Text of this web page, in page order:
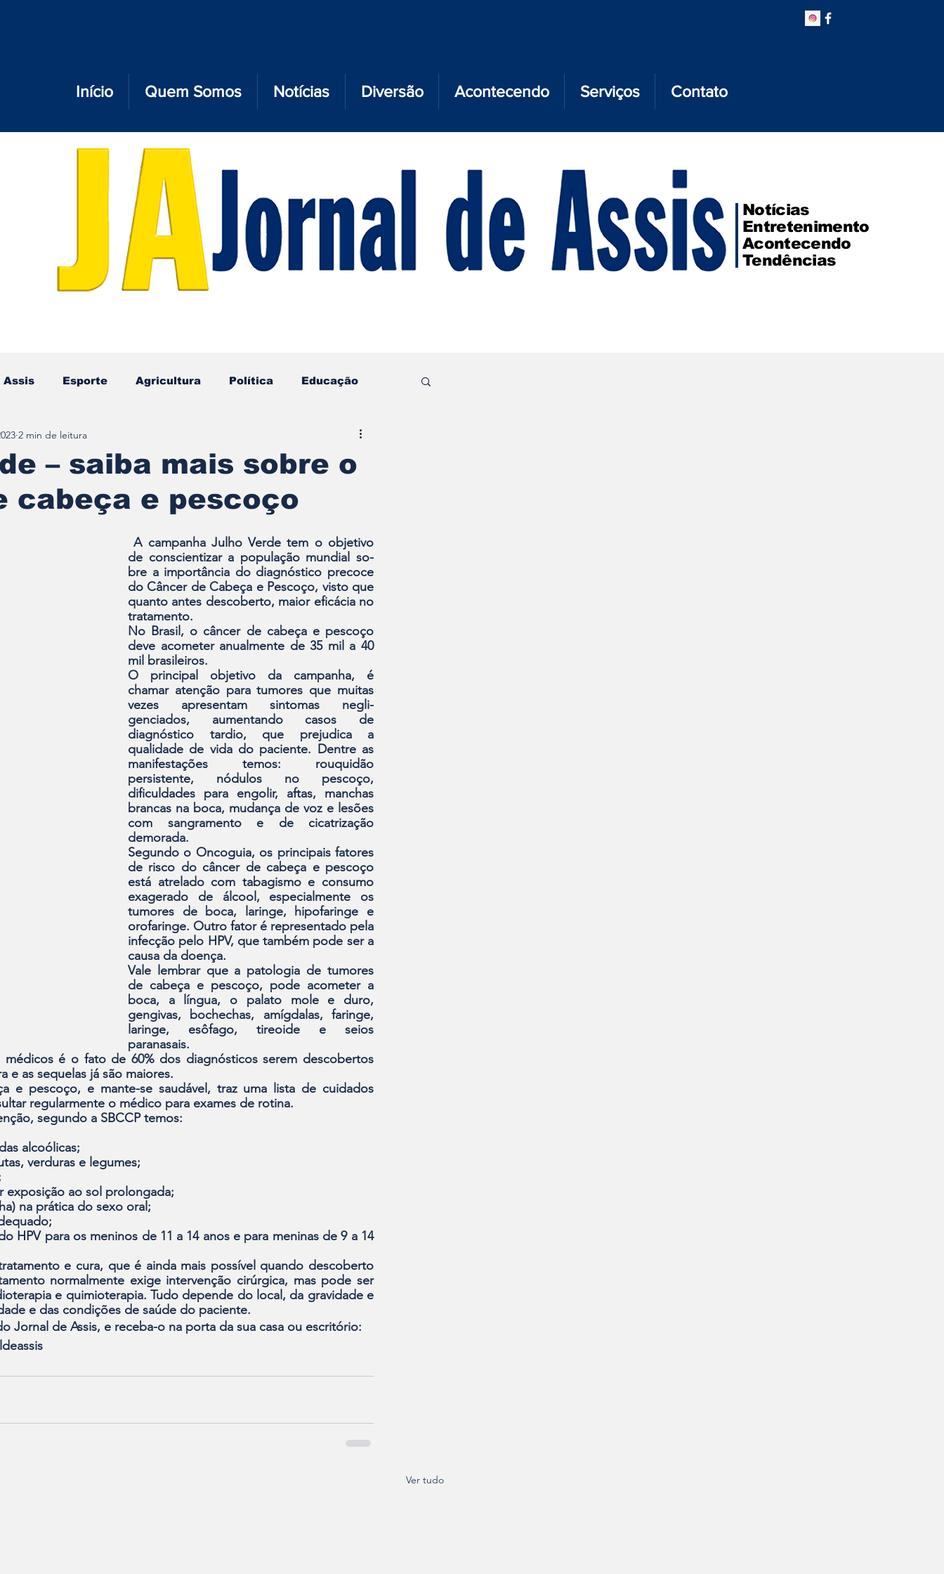
Início Quem Somos Notícias Diversão Acontecendo Serviços Contato
Notícias
Entretenimento
Acontecendo
Tendências
Assis Esporte Agricultura Política Educação
– saiba mais sobre o
cabeça e pescoço
2 min de leitura
A campanha Julho Verde tem o objetivo
de conscientizar a po­pulação mundial so­
bre a importância do diagnóstico precoce
do Câncer de Cabeça e Pes­coço, visto que
quanto antes descoberto, maior eficácia no
tratamento.
No Brasil, o cân­cer de cabeça e pes­coço
deve acometer anualmente de 35 mil a 40
mil brasileiros.
O principal objetivo da campanha, é
chamar atenção para tumores que muitas
vezes apre­sentam sintomas negli­
genciados, aumentando casos de
diagnóstico tardio, que prejudica a
qualidade de vida do paciente. Dentre as
manifestações temos: rouquidão
persistente, nódulos no pescoço,
dificuldades para en­golir, aftas, manchas
brancas na boca, mu­dança de voz e lesões
com sangramento e de cicatrização
demorada.
Segundo o Oncoguia, os principais fatores
de risco do câncer de cabeça e pescoço
está atrelado com tabagismo e consu­mo
exagerado de álcool, especialmente os
tumo­res de boca, laringe, hi­pofaringe e
orofaringe. Outro fator é represen­tado pela
infecção pelo HPV, que também pode ser a
causa da doença.
Vale lembrar que a patologia de tumores
de cabeça e pescoço, pode acometer a
boca, a língua, o palato mole e duro,
gengivas, boche­chas, amígdalas, faringe,
laringe, esôfago, tireoi­de e seios
paranasais.
é o fato de 60% dos diagnósticos se­rem descobertos
e as sequelas já são maiores.
e pescoço, e mante-se saudável, traz uma lista de cuidados
regularmente o médico para exames de rotina.
segun­do a SBCCP temos:
alcoólicas;
verduras e legumes;
exposição ao sol prolongada;
na prática do sexo oral;
HPV para os meninos de 11 a 14 anos e para me­ninas de 9 a 14
e cura, que é ainda mais possí­vel quando descoberto
normalmente exige intervenção ci­rúrgica, mas pode ser
e quimio­terapia. Tudo depende do local, da gravidade e
e das condições de saúde do paciente.
Jornal de Assis, e receba-o na porta da sua casa ou escritório:
Ver tudo